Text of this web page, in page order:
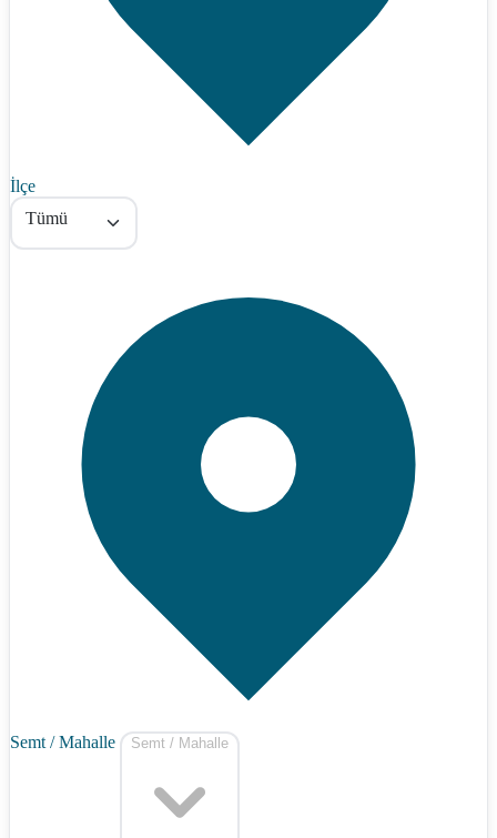
İlçe
Tümü
Semt / Mahalle Semt / Mahalle